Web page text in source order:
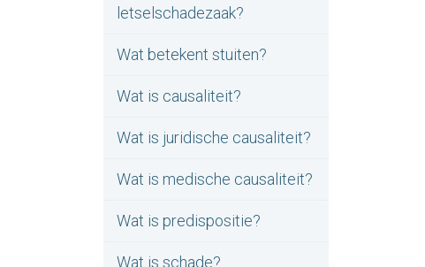
letselschadezaak?
Wat betekent stuiten?
Wat is causaliteit?
Wat is juridische causaliteit?
Wat is medische causaliteit?
Wat is predispositie?
Wat is schade?